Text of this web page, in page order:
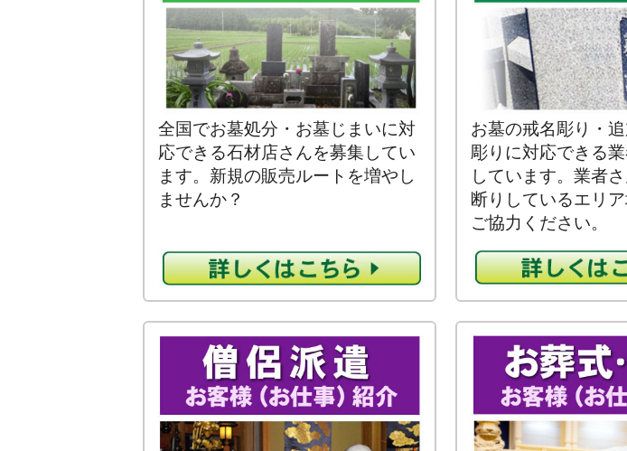
全国でお墓処分・お墓じまいに対
応できる石材店さんを募集してい
ます。新規の販売ルートを増やし
ませんか？
お墓の戒名彫り・
彫りに対応できる
しています。業者
断りしているエリ
ご協力ください。